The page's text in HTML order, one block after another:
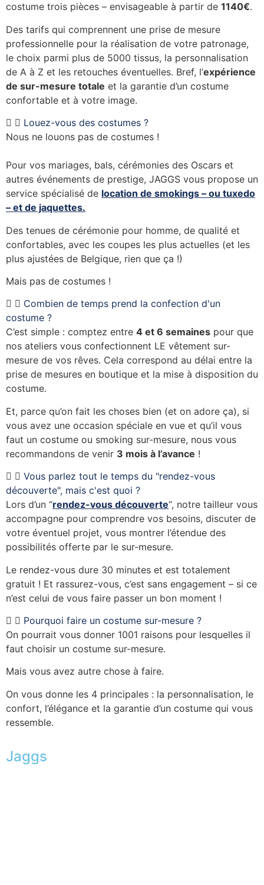
costume trois pièces – envisageable à partir de 1140€.
Des tarifs qui comprennent une prise de mesure
professionnelle pour la réalisation de votre patronage,
le choix parmi plus de 5000 tissus, la personnalisation
de A à Z et les retouches éventuelles. Bref, l’expérience
de sur-mesure totale et la garantie d’un costume
confortable et à votre image.
Louez-vous des costumes ?
Nous ne louons pas de costumes !
Pour vos mariages, bals, cérémonies des Oscars et
autres événements de prestige, JAGGS vous propose un
service spécialisé de location de smokings – ou tuxedo
– et de jaquettes.
Des tenues de cérémonie pour homme, de qualité et
confortables, avec les coupes les plus actuelles (et les
plus ajustées de Belgique, rien que ça !)
Mais pas de costumes !
Combien de temps prend la confection d'un
costume ?
C’est simple : comptez entre 4 et 6 semaines pour que
nos ateliers vous confectionnent LE vêtement sur-
mesure de vos rêves. Cela correspond au délai entre la
prise de mesures en boutique et la mise à disposition du
costume.
Et, parce qu’on fait les choses bien (et on adore ça), si
vous avez une occasion spéciale en vue et qu’il vous
faut un costume ou smoking sur-mesure, nous vous
recommandons de venir 3 mois à l’avance !
Vous parlez tout le temps du "rendez-vous
découverte", mais c'est quoi ?
Lors d’un “rendez-vous découverte“, notre tailleur vous
accompagne pour comprendre vos besoins, discuter de
votre éventuel projet, vous montrer l’étendue des
possibilités offerte par le sur-mesure.
Le rendez-vous dure 30 minutes et est totalement
gratuit ! Et rassurez-vous, c’est sans engagement – si ce
n’est celui de vous faire passer un bon moment !
Pourquoi faire un costume sur-mesure ?
On pourrait vous donner 1001 raisons pour lesquelles il
faut choisir un costume sur-mesure.
Mais vous avez autre chose à faire.
On vous donne les 4 principales : la personnalisation, le
confort, l’élégance et la garantie d’un costume qui vous
ressemble.
Jaggs